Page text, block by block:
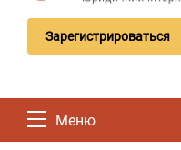
Зарегистрироваться
Меню